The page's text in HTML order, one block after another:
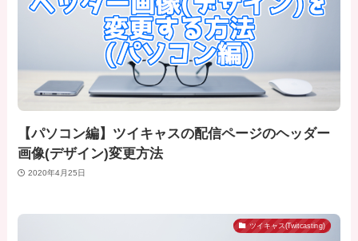
【パソコン編】ツイキャスの配信ページのヘッダー
画像(デザイン)変更方法
2020年4月25日
ツイキャス(Twitcasting)